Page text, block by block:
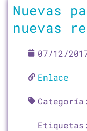
Nuevas
nuevas
07/12/
Enlace